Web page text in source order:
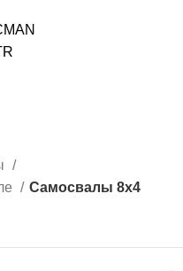
Самосвалы 8х4